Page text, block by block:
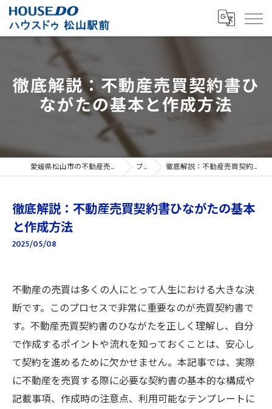
徹底解説：不動産売買契約書ひ
ながたの基本と作成方法
愛媛県松山市の不動産売買ならハウスドゥ 松山駅前 ブログ 徹底解説：不動産売買契約書ひながたの基本と作成方法
徹底解説：不動産売買契約書ひながたの基本
と作成方法
2025/05/08
不動産の売買は多くの人にとって人生における大きな決
断です。このプロセスで非常に重要なのが売買契約書で
す。不動産売買契約書のひながたを正しく理解し、自分
で作成するポイントや流れを知っておくことは、安心し
て契約を進めるために欠かせません。本記事では、実際
に不動産を売買する際に必要な契約書の基本的な構成や
記載事項、作成時の注意点、利用可能なテンプレートに